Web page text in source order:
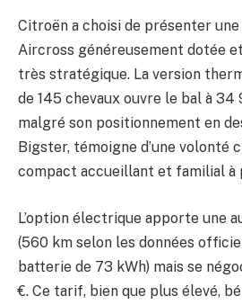
Citroën a choisi de présenter une
Aircross généreusement dotée
très stratégique. La version
de 145 chevaux ouvre le bal à
malgré son positionnement en
Bigster, témoigne d’une volonté
compact accueillant et familial à
L’option électrique apporte une
(560 km selon les données
batterie de 73 kWh) mais se
€. Ce tarif, bien que plus élevé,